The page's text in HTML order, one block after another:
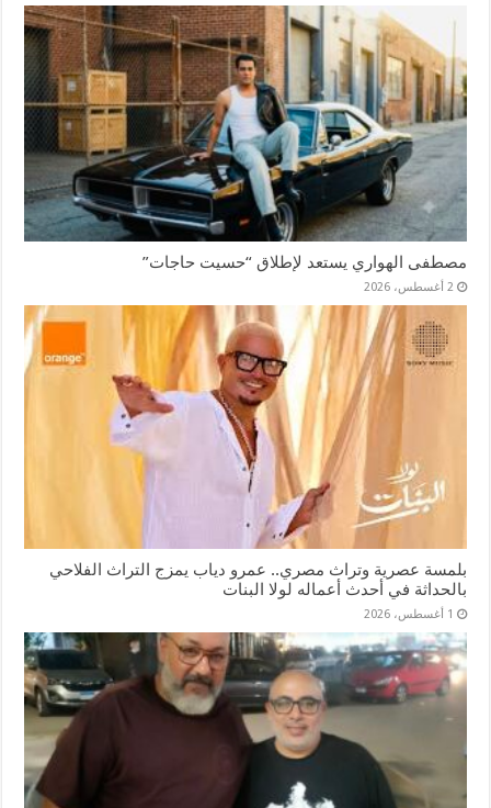
مصطفى الهواري يستعد لإطلاق “حسيت حاجات”
2 أغسطس، 2026
بلمسة عصرية وتراث مصري.. عمرو دياب يمزج التراث الفلاحي
بالحداثة في أحدث أعماله لولا البنات
1 أغسطس، 2026